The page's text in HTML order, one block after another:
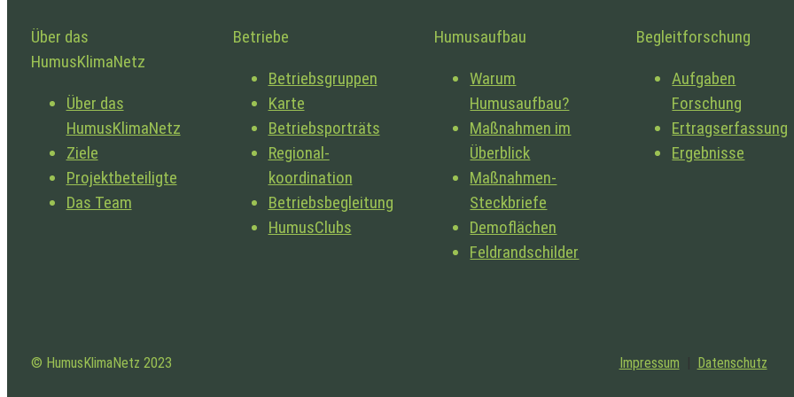
Über das
HumusKlimaNetz
Über das
HumusKlimaNetz
Ziele
Projekt­beteiligte
Das Team
Betriebe
Betriebsgruppen
Karte
Betriebsporträts
Regional­
koordination
Betriebsbegleitung
HumusClubs
Humusaufbau
Warum
Humusaufbau?
Maßnahmen im
Überblick
Maßnahmen-
Steckbriefe
Demoflächen
Feldrandschilder
Begleitforschung
Aufgaben
Forschung
Ertragserfassung
Ergebnisse
© HumusKlimaNetz 2023 Impressum Datenschutz